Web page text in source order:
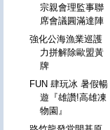
宗親會理監事聯
席會議圓滿達陣
強化公海漁業巡護
力拼解除歐盟黃
牌
FUN 肆玩冰 暑假暢
遊『雄讚!高雄凍
物園』